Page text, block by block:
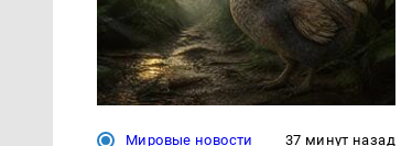
Мировые новости 37 минут назад